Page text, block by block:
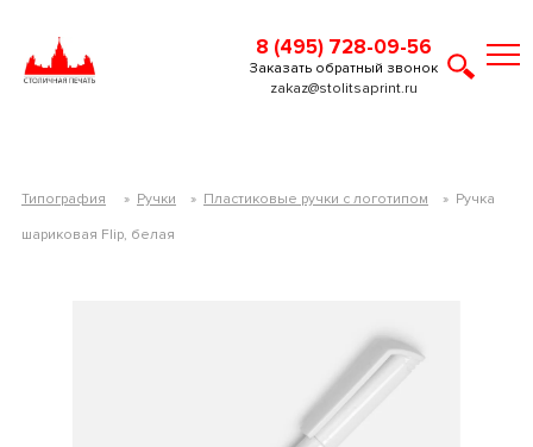
8 (495) 728-09-56
zakaz@stolitsaprint.ru
Заказать обратный звонок
Типография » Ручки » Пластиковые ручки с логотипом » Ручка
шариковая Flip, белая